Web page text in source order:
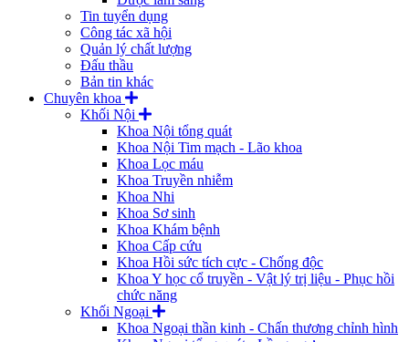
Tin tuyển dụng
Công tác xã hội
Quản lý chất lượng
Đấu thầu
Bản tin khác
Chuyên khoa
Khối Nội
Khoa Nội tổng quát
Khoa Nội Tim mạch - Lão khoa
Khoa Lọc máu
Khoa Truyền nhiễm
Khoa Nhi
Khoa Sơ sinh
Khoa Khám bệnh
Khoa Cấp cứu
Khoa Hồi sức tích cực - Chống độc
Khoa Y học cổ truyền - Vật lý trị liệu - Phục hồi
chức năng
Khối Ngoại
Khoa Ngoại thần kinh - Chấn thương chỉnh hình